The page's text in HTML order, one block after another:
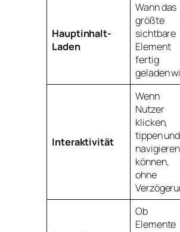
Hauptinhalt-
Laden
Wann das
größte
sichtbare
Element
fertig
geladen
Interaktivität
Wenn
Nutzer
klicken,
tippen und
navigieren
können,
ohne
Ob
Elemente